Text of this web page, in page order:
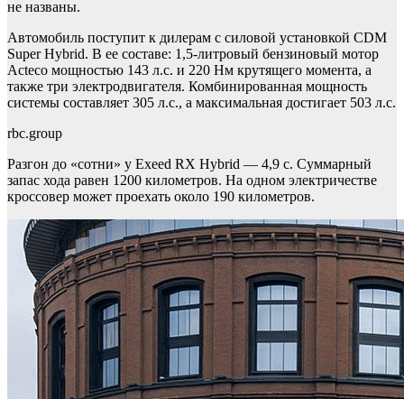
не названы.
Автомобиль поступит к дилерам с силовой установкой CDM
Super Hybrid. В ее составе: 1,5-литровый бензиновый мотор
Acteco мощностью 143 л.с. и 220 Нм крутящего момента, а
также три электродвигателя. Комбинированная мощность
системы составляет 305 л.с., а максимальная достигает 503 л.с.
rbc.group
Разгон до «сотни» у Exeed RX Hybrid — 4,9 с. Суммарный
запас хода равен 1200 километров. На одном электричестве
кроссовер может проехать около 190 километров.